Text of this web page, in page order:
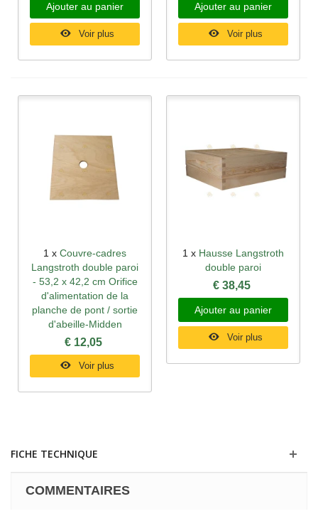
Ajouter au panier
Voir plus
Ajouter au panier
Voir plus
1 x Couvre-cadres
Langstroth double paroi
- 53,2 x 42,2 cm Orifice
d'alimentation de la
planche de pont / sortie
d'abeille-Midden
€ 12,05
Voir plus
1 x Hausse Langstroth
double paroi
€ 38,45
Ajouter au panier
Voir plus
FICHE TECHNIQUE
COMMENTAIRES